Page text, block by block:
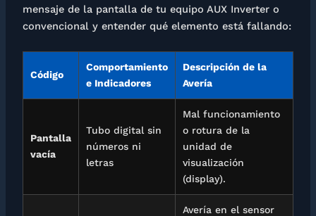
mensaje de la pantalla de tu equipo AUX Inverter o
convencional y entender qué elemento está fallando:
Código
Comportamiento
e Indicadores
Descripción de la
Avería
Pantalla
vacía
Tubo digital sin
números ni
letras
Mal funcionamiento
o rotura de la
unidad de
visualización
(display).
Avería en el sensor